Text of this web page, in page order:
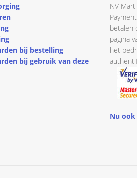
bij bestelling
bij gebruik van deze
NV
betalen
pagina
het
Nu ook